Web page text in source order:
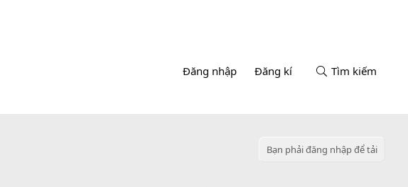
Đăng nhập Đăng kí Tìm kiếm
Bạn phải đăng nhập để tải